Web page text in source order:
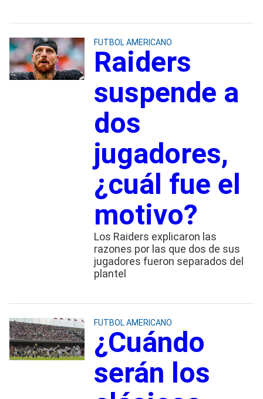
FUTBOL AMERICANO
Raiders
suspende a
dos
jugadores,
¿cuál fue el
motivo?
Los Raiders explicaron las
razones por las que dos de sus
jugadores fueron separados del
plantel
FUTBOL AMERICANO
¿Cuándo
serán los